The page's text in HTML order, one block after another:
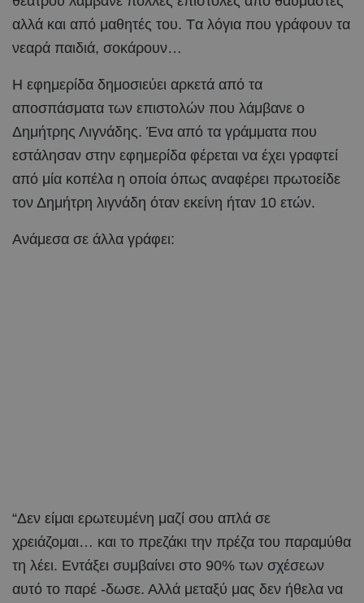
αλλά και από μαθητές του. Tα λόγια που γράφουν τα
νεαρά παιδιά, σοκάρουν…
H εφημερίδα δημοσιεύει αρκετά από τα
αποσπάσματα των επιστολών που λάμβανε ο
Δημήτρης Λιγνάδης. Ένα από τα γράμματα που
εστάλησαν στην εφημερίδα φέρεται να έχει γραφτεί
από μία κοπέλα η οποία όπως αναφέρει πρωτοείδε
τον Δημήτρη λιγνάδη όταν εκείνη ήταν 10 ετών.
Ανάμεσα σε άλλα γράφει:
“Δεν είμαι ερωτευμένη μαζί σου απλά σε
χρειάζομαι… και το πρεζάκι την πρέζα του παραμύθα
τη λέει. Εντάξει συμβαίνει στο 90% των σχέσεων
αυτό το παρέ -δωσε. Αλλά μεταξύ μας δεν ήθελα να